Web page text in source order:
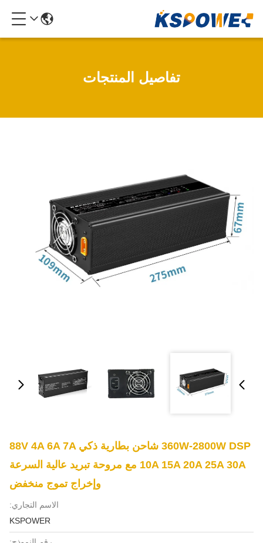
تفاصيل المنتجات
360W-2800W DSP شاحن بطارية ذكي 88V 4A 6A 7A
10A 15A 20A 25A 30A مع مروحة تبريد عالية السرعة
وإخراج تموج منخفض
الاسم التجاري:
KSPOWER